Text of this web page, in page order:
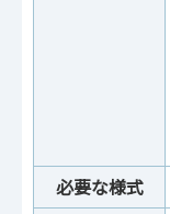
必要な様式